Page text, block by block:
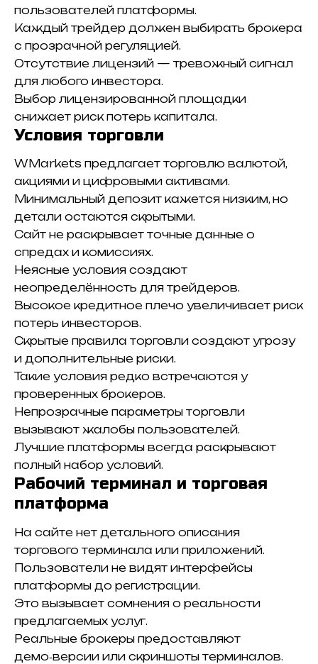
пользователей платформы.
Каждый трейдер должен выбирать брокера
с прозрачной регуляцией.
Отсутствие лицензий — тревожный сигнал
для любого инвестора.
Выбор лицензированной площадки
снижает риск потерь капитала.
Условия торговли
WMarkets предлагает торговлю валютой,
акциями и цифровыми активами.
Минимальный депозит кажется низким, но
детали остаются скрытыми.
Сайт не раскрывает точные данные о
спредах и комиссиях.
Неясные условия создают
неопределённость для трейдеров.
Высокое кредитное плечо увеличивает риск
потерь инвесторов.
Скрытые правила торговли создают угрозу
и дополнительные риски.
Такие условия редко встречаются у
проверенных брокеров.
Непрозрачные параметры торговли
вызывают жалобы пользователей.
Лучшие платформы всегда раскрывают
полный набор условий.
Рабочий терминал и торговая
платформа
На сайте нет детального описания
торгового терминала или приложений.
Пользователи не видят интерфейсы
платформы до регистрации.
Это вызывает сомнения о реальности
предлагаемых услуг.
Реальные брокеры предоставляют
демо‑версии или скриншоты терминалов.